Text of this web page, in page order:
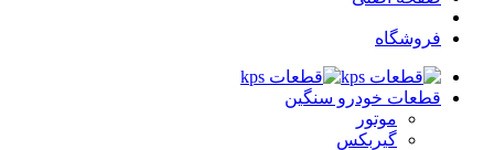
فروشگاه
قطعات خودرو سنگین
موتور
گیربکس